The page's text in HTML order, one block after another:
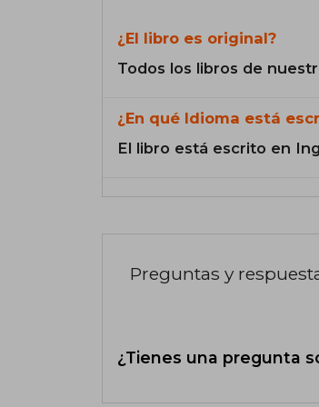
¿El libro es original?
Todos los libros de
¿En qué Idioma está
El libro está escrito en
Preguntas y
¿Tienes una pregunta